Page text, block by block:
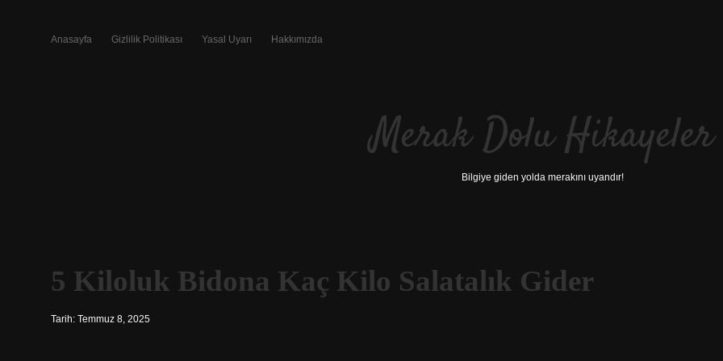
Anasayfa Gizlilik Politikası Yasal Uyarı Hakkımızda
Merak Dolu Hikayeler
Bilgiye giden yolda merakını uyandır!
5 Kiloluk Bidona Kaç Kilo Salatalık Gider
Tarih: Temmuz 8, 2025